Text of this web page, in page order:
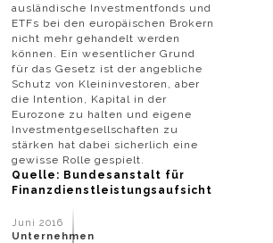
ausländische Investmentfonds und
ETFs bei den europäischen Brokern
nicht mehr gehandelt werden
können. Ein wesentlicher Grund
für das Gesetz ist der angebliche
Schutz von Kleininvestoren, aber
die Intention, Kapital in der
Eurozone zu halten und eigene
Investmentgesellschaften zu
stärken hat dabei sicherlich eine
gewisse Rolle gespielt.
Quelle: Bundesanstalt für
Finanzdienstleistungsaufsicht
Juni 2016
Unternehmen